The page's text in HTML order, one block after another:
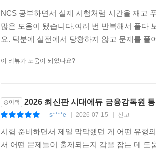
NCS 공부하면서 실제 시험처럼 시간을 재고
많은 도움이 됐습니다.여러 번 반복해서 풀다
요. 덕분에 실전에서 당황하지 않고 문제를
이 리뷰가 도움이 되었나요?
종이책 2026 최신판 시대에듀 금융감독원
s****e 2026-07-15 신고
시험 준비하면서 제일 막막했던 게 어떤 유형
서 어떤 문제들이 출제되는지 감을 잡는 데